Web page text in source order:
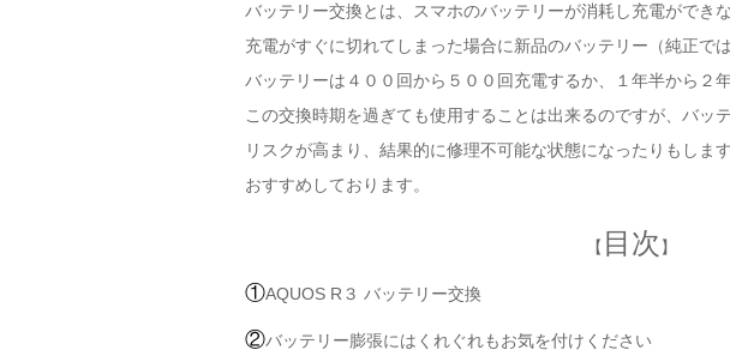
バッテリー交換とは、スマホのバッテリーが消耗し充電ができな
充電がすぐに切れてしまった場合に新品のバッテリー（純正で
バッテリーは４００回から５００回充電するか、１年半から２
この交換時期を過ぎても使用することは出来るのですが、バッ
リスクが高まり、結果的に修理不可能な状態になったりもしま
おすすめしております。
【 目次 】
①AQUOS R３ バッテリー交換
②バッテリー膨張にはくれぐれもお気を付けください